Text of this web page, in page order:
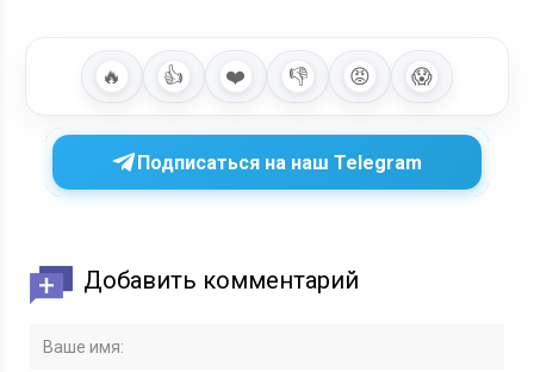
🔥 👍 ❤️ 👎 😡 😱
Подписаться на наш Telegram
Добавить комментарий